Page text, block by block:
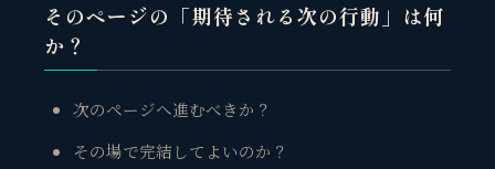
そのページの「期待される次の行動」は何
か？
次のページへ進むべきか？
その場で完結してよいのか？
観省庵 相談窓口
個人事業主・経営者・マーケターの方へ。